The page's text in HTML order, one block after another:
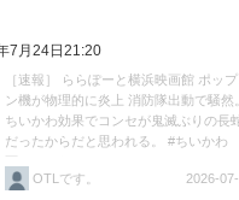
7月24日21:20
［速報］ ららぽーと横浜映画館 ポッ
ン機が物理的に炎上 消防隊出動で騒然
ちいかわ効果でコンセが鬼滅ぶりの長
だったからだと思われる。 #ちいか
OTLです。
2026-